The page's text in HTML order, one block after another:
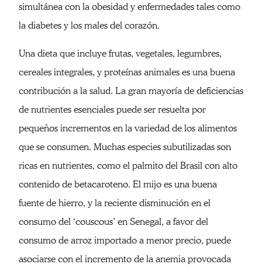
simultánea con la obesidad y enfermedades tales como
la diabetes y los males del corazón.
Una dieta que incluye frutas, vegetales, legumbres,
cereales integrales, y proteínas animales es una buena
contribución a la salud. La gran mayoría de deficiencias
de nutrientes esenciales puede ser resuelta por
pequeños incrementos en la variedad de los alimentos
que se consumen. Muchas especies subutilizadas son
ricas en nutrientes, como el palmito del Brasil con alto
contenido de betacaroteno. El mijo es una buena
fuente de hierro, y la reciente disminución en el
consumo del ‘couscous’ en Senegal, a favor del
consumo de arroz importado a menor precio, puede
asociarse con el incremento de la anemia provocada